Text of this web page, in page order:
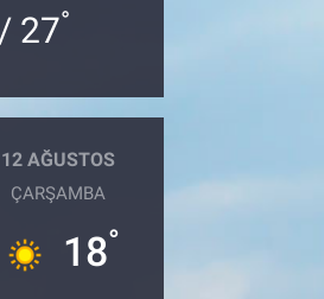
/ 27°
12 AĞUSTOS
ÇARŞAMBA
18°